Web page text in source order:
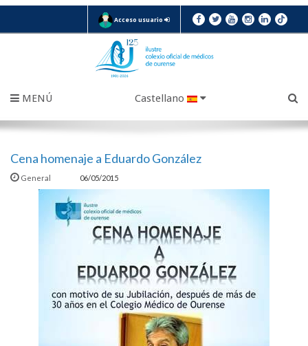
Acceso usuario
MENÚ Castellano
Cena homenaje a Eduardo González
General 06/05/2015